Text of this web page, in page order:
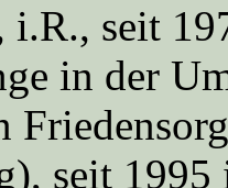
i.R., seit
in der
seit 1995